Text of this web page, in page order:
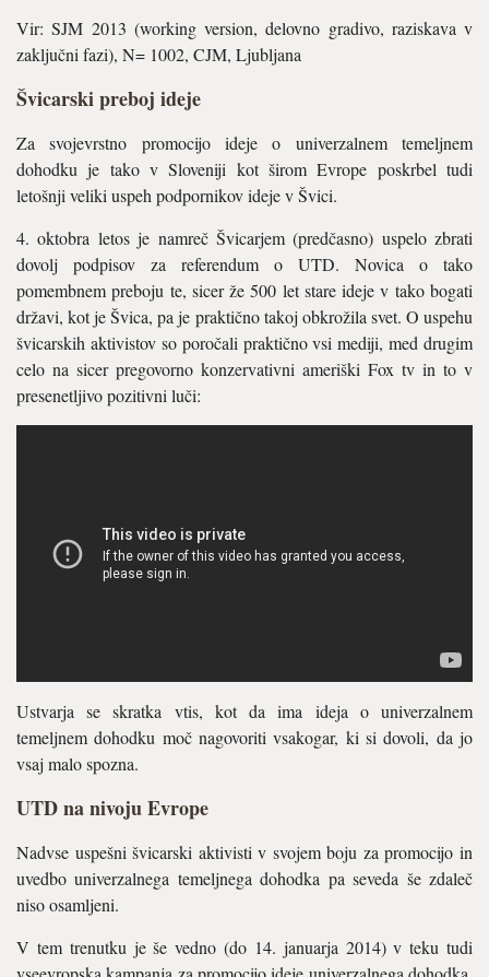
Vir: SJM 2013 (working version, delovno gradivo, raziskava v
zaključni fazi), N= 1002, CJM, Ljubljana
Švicarski preboj ideje
Za svojevrstno promocijo ideje o univerzalnem temeljnem
dohodku je tako v Sloveniji kot širom Evrope poskrbel tudi
letošnji veliki uspeh podpornikov ideje v Švici.
4. oktobra letos je namreč Švicarjem (predčasno) uspelo zbrati
dovolj podpisov za referendum o UTD. Novica o tako
pomembnem preboju te, sicer že 500 let stare ideje v tako bogati
državi, kot je Švica, pa je praktično takoj obkrožila svet. O uspehu
švicarskih aktivistov so poročali praktično vsi mediji, med drugim
celo na sicer pregovorno konzervativni ameriški Fox tv in to v
presenetljivo pozitivni luči:
Ustvarja se skratka vtis, kot da ima ideja o univerzalnem
temeljnem dohodku moč nagovoriti vsakogar, ki si dovoli, da jo
vsaj malo spozna.
UTD na nivoju Evrope
Nadvse uspešni švicarski aktivisti v svojem boju za promocijo in
uvedbo univerzalnega temeljnega dohodka pa seveda še zdaleč
niso osamljeni.
V tem trenutku je še vedno (do 14. januarja 2014) v teku tudi